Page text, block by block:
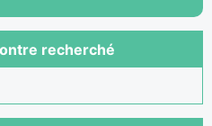
recherché